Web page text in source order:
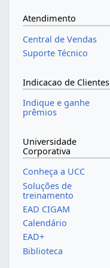
Atendimento
Central de Vendas
Suporte Técnico
Indicacao de Clientes
Indique e ganhe
prêmios
Universidade
Corporativa
Conheça a UCC
Soluções de
treinamento
EAD CIGAM
Calendário
EAD+
Biblioteca